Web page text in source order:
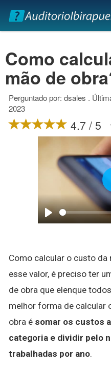
Como
mão de
Perguntado por: dsales .
2023
4.7 / 5
Play
Como calcular o custo da
esse valor, é preciso ter
de obra que elenque
melhor forma de calcular
obra é somar os custos
categoria e dividir pelo
trabalhadas por ano.